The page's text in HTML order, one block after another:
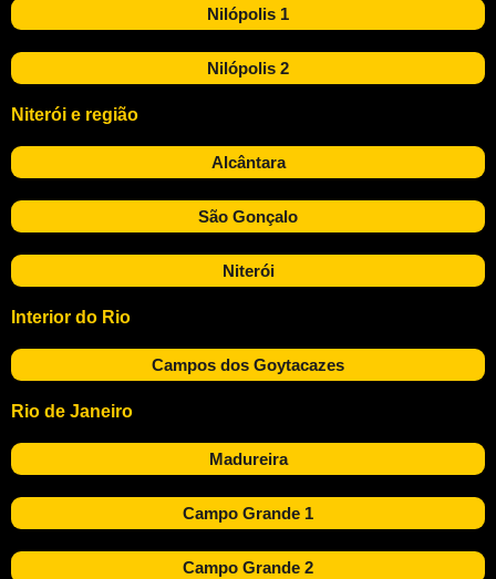
Nilópolis 1
Nilópolis 2
Niterói e região
Alcântara
São Gonçalo
Niterói
Interior do Rio
Campos dos Goytacazes
Rio de Janeiro
Madureira
Campo Grande 1
Campo Grande 2